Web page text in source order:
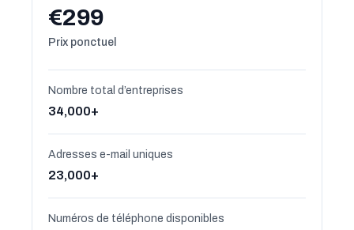
€299
Prix ponctuel
Nombre total d’entreprises
34,000+
Adresses e-mail uniques
23,000+
Numéros de téléphone disponibles